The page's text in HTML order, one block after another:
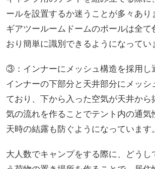
ールを設置するか迷うことが多々あり
ギアツールームドームのポールは全て
おり簡単に識別できるようになってい
③：インナーにメッシュ構造を採用し
インナーの下部分と天井部分にメッシ
ており、下から入った空気が天井から
気の流れを作ることでテント内の通気
天時の結露も防ぐようになっています。
大人数でキャンプをする際に、どうし